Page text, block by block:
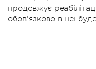
продовжує
обов'язково в неї